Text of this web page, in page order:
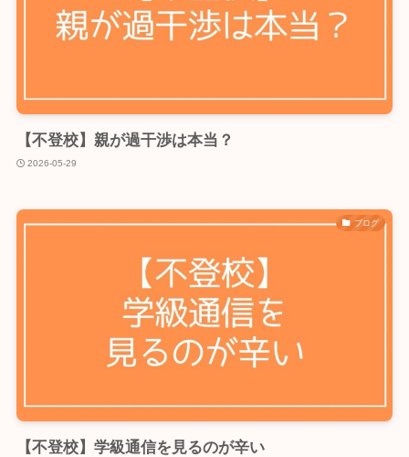
【不登校】親が過干渉は本当？
2026-05-29
ブログ
【不登校】学級通信を見るのが辛い